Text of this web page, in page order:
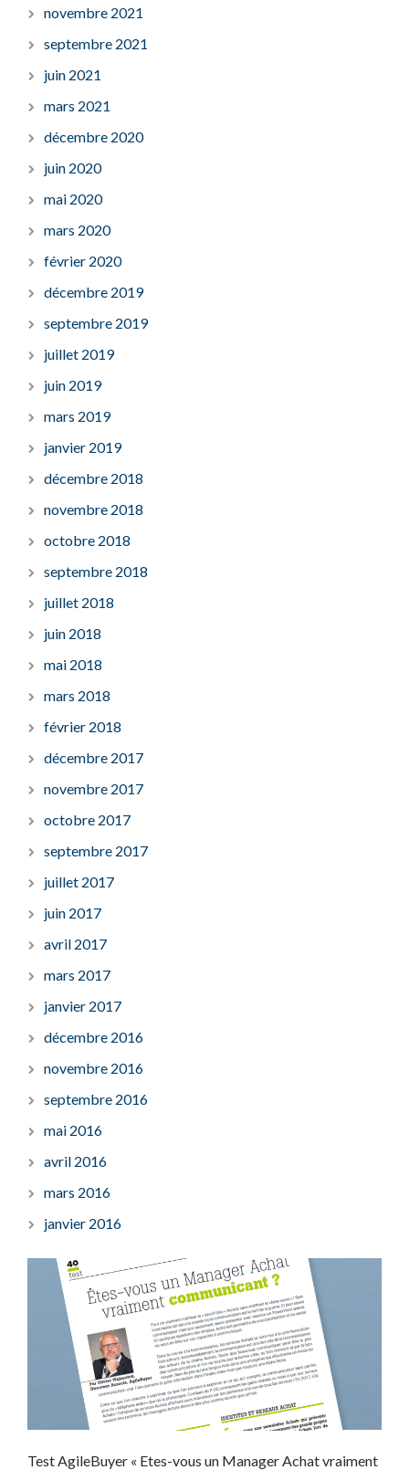
novembre 2021
septembre 2021
juin 2021
mars 2021
décembre 2020
juin 2020
mai 2020
mars 2020
février 2020
décembre 2019
septembre 2019
juillet 2019
juin 2019
mars 2019
janvier 2019
décembre 2018
novembre 2018
octobre 2018
septembre 2018
juillet 2018
juin 2018
mai 2018
mars 2018
février 2018
décembre 2017
novembre 2017
octobre 2017
septembre 2017
juillet 2017
juin 2017
avril 2017
mars 2017
janvier 2017
décembre 2016
novembre 2016
septembre 2016
mai 2016
avril 2016
mars 2016
janvier 2016
Test AgileBuyer « Etes-vous un Manager Achat vraiment